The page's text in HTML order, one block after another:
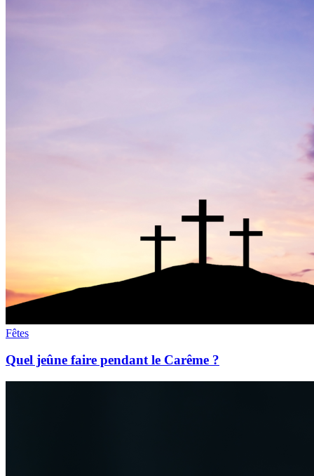
Fêtes
Quel jeûne faire pendant le Carême ?